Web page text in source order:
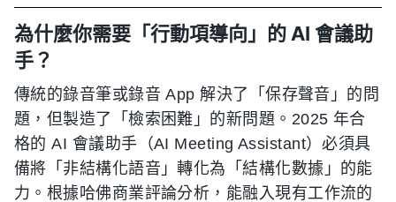
為什麼你需要「行動項導向」的 AI 會議助
手？
傳統的錄音筆或錄音 App 解決了「保存聲音」的問
題，但製造了「檢索困難」的新問題。2025 年合
格的 AI 會議助手（AI Meeting Assistant）必須具
備將「非結構化語音」轉化為「結構化數據」的能
力。根據哈佛商業評論分析，能融入現有工作流的